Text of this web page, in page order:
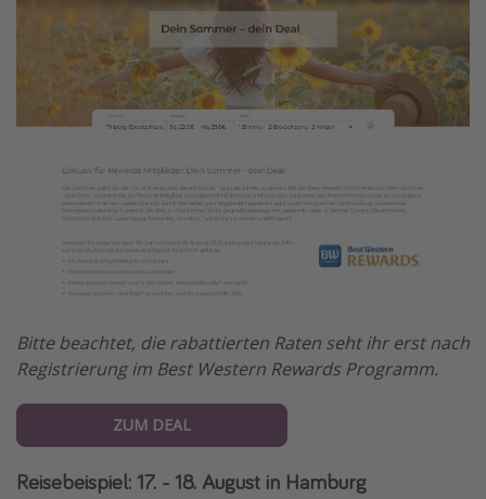
Bitte beachtet, die rabattierten Raten seht ihr erst nach
Registrierung im Best Western Rewards Programm.
ZUM DEAL
Reisebeispiel: 17. - 18. August in Hamburg